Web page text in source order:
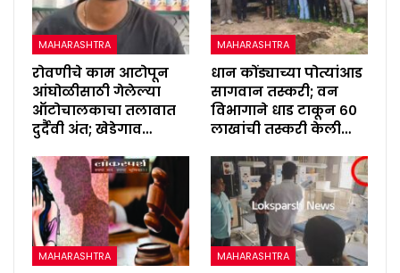
MAHARASHTRA
रोवणीचे काम आटोपून
आंघोळीसाठी गेलेल्या
ऑटोचालकाचा तलावात
दुर्दैवी अंत; खेडेगाव…
MAHARASHTRA
धान कोंड्याच्या पोत्यांआड
सागवान तस्करी; वन
विभागाने धाड टाकून ६०
लाखांची तस्करी केली…
MAHARASHTRA MAHARASHTRA